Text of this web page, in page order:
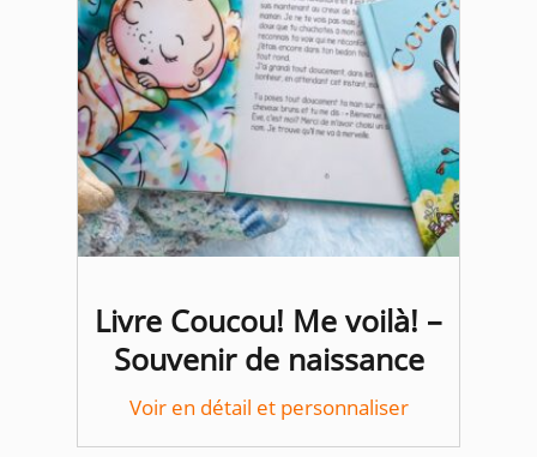
Livre Coucou! Me voilà! –
Souvenir de naissance
Voir en détail et personnaliser